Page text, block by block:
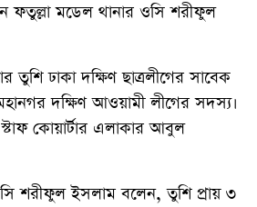
ফতুল্লা মডেল থানার ওসি শরীফুল
তুশি ঢাকা দক্ষিণ ছাত্রলীগের সাবেক
দক্ষিণ আওয়ামী লীগের সদস্য।
কোয়ার্টার এলাকার আবুল
শরীফুল ইসলাম বলেন, তুশি প্রায় ৩